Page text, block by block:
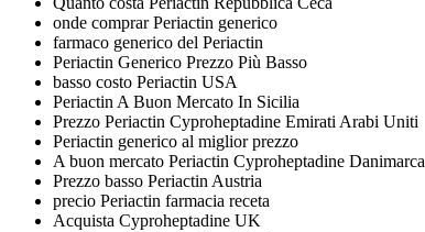
onde comprar Periactin generico
farmaco generico del Periactin
Periactin Generico Prezzo Più Basso
basso costo Periactin USA
Periactin A Buon Mercato In Sicilia
Prezzo Periactin Cyproheptadine Emirati Arabi Uniti
Periactin generico al miglior prezzo
A buon mercato Periactin Cyproheptadine Danimarca
Prezzo basso Periactin Austria
precio Periactin farmacia receta
Acquista Cyproheptadine UK